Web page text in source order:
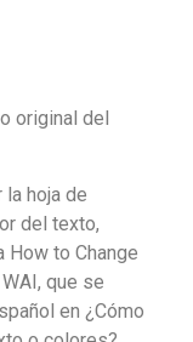
original del
hoja de
del texto,
How to Change
, que se
en ¿Cómo